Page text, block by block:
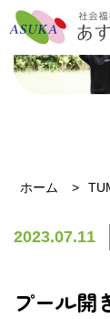
ホーム
2023.07.11
プール開